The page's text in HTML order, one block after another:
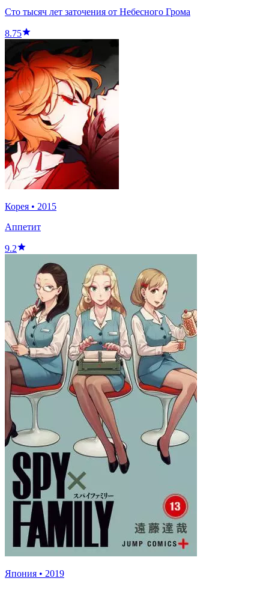
Сто тысяч лет заточения от Небесного Грома
8.75
Корея • 2015
Аппетит
9.2
Япония • 2019